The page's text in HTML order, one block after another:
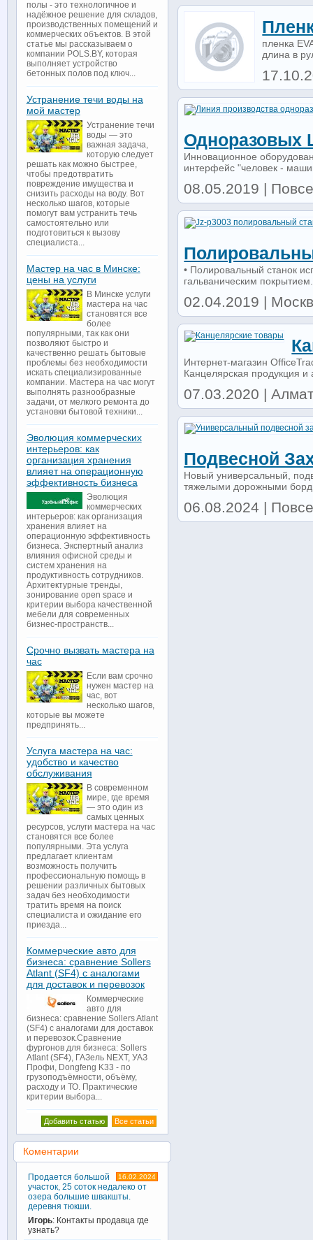
пленка
длина в
Одноразовых
Инновационное
интерфейс "человек -
08.05.2019 |
• Полировальный станок
гальваническим
02.04.2019 |
Интернет-магазин
Канцелярская продукция и
07.03.2020 |
Подвесной
Новый универсальный,
тяжелыми дорожными
06.08.2024 |
полы - это технологичное и
надёжное решение для складов,
производственных помещений и
коммерческих объектов. В этой
статье мы рассказываем о
компании POLS.BY, которая
выполняет устройство
бетонных полов под ключ...
Устранение течи воды на
мой мастер
Устранение течи
воды — это
важная задача,
которую следует
решать как можно быстрее,
чтобы предотвратить
повреждение имущества и
снизить расходы на воду. Вот
несколько шагов, которые
помогут вам устранить течь
самостоятельно или
подготовиться к вызову
специалиста...
Мастер на час в Минске:
цены на услуги
В Минске услуги
мастера на час
становятся все
более
популярными, так как они
позволяют быстро и
качественно решать бытовые
проблемы без необходимости
искать специализированные
компании. Мастера на час могут
выполнять разнообразные
задачи, от мелкого ремонта до
установки бытовой техники...
Эволюция коммерческих
интерьеров: как
организация хранения
влияет на операционную
эффективность бизнеса
Эволюция
коммерческих
интерьеров: как организация
хранения влияет на
операционную эффективность
бизнеса. Экспертный анализ
влияния офисной среды и
систем хранения на
продуктивность сотрудников.
Архитектурные тренды,
зонирование open space и
критерии выбора качественной
мебели для современных
бизнес-пространств...
Срочно вызвать мастера на
час
Если вам срочно
нужен мастер на
час, вот
несколько шагов,
которые вы можете
предпринять...
Услуга мастера на час:
удобство и качество
обслуживания
В современном
мире, где время
— это один из
самых ценных
ресурсов, услуги мастера на час
становятся все более
популярными. Эта услуга
предлагает клиентам
возможность получить
профессиональную помощь в
решении различных бытовых
задач без необходимости
тратить время на поиск
специалиста и ожидание его
приезда...
Коммерческие авто для
бизнеса: сравнение Sollers
Atlant (SF4) с аналогами
для доставок и перевозок
Коммерческие
авто для
бизнеса: сравнение Sollers Atlant
(SF4) с аналогами для доставок
и перевозок.Сравнение
фургонов для бизнеса: Sollers
Atlant (SF4), ГАЗель NEXT, УАЗ
Профи, Dongfeng K33 - по
грузоподъёмности, объёму,
расходу и ТО. Практические
критерии выбора...
Все статьи
Добавить статью
Коментарии
16.02.2024
Продается большой
участок, 25 соток недалеко от
озера большие швакшты.
деревня тюкши.
Игорь: Контакты продавца где
узнать?